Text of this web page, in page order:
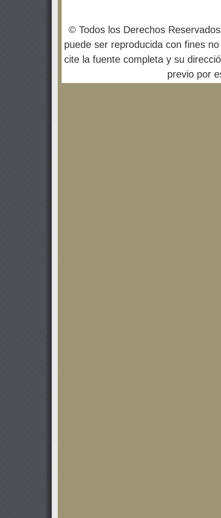
© Todos los Derechos
puede ser reproducida con fines
cite la fuente completa y su
previo por